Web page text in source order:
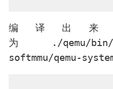
编译出来
为
./qemu/
softmmu/qemu-